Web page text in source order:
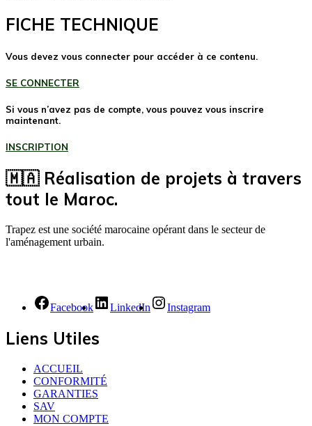
FICHE TECHNIQUE
Vous devez vous connecter pour accéder à ce contenu.
SE CONNECTER
Si vous n’avez pas de compte, vous pouvez vous inscrire
maintenant.
INSCRIPTION
🇲🇦 Réalisation de projets à travers
tout le Maroc.
Trapez est une société marocaine opérant dans le secteur de
l'aménagement urbain.
Facebook LinkedIn Instagram
Liens Utiles
ACCUEIL
CONFORMITÉ
GARANTIES
SAV
MON COMPTE